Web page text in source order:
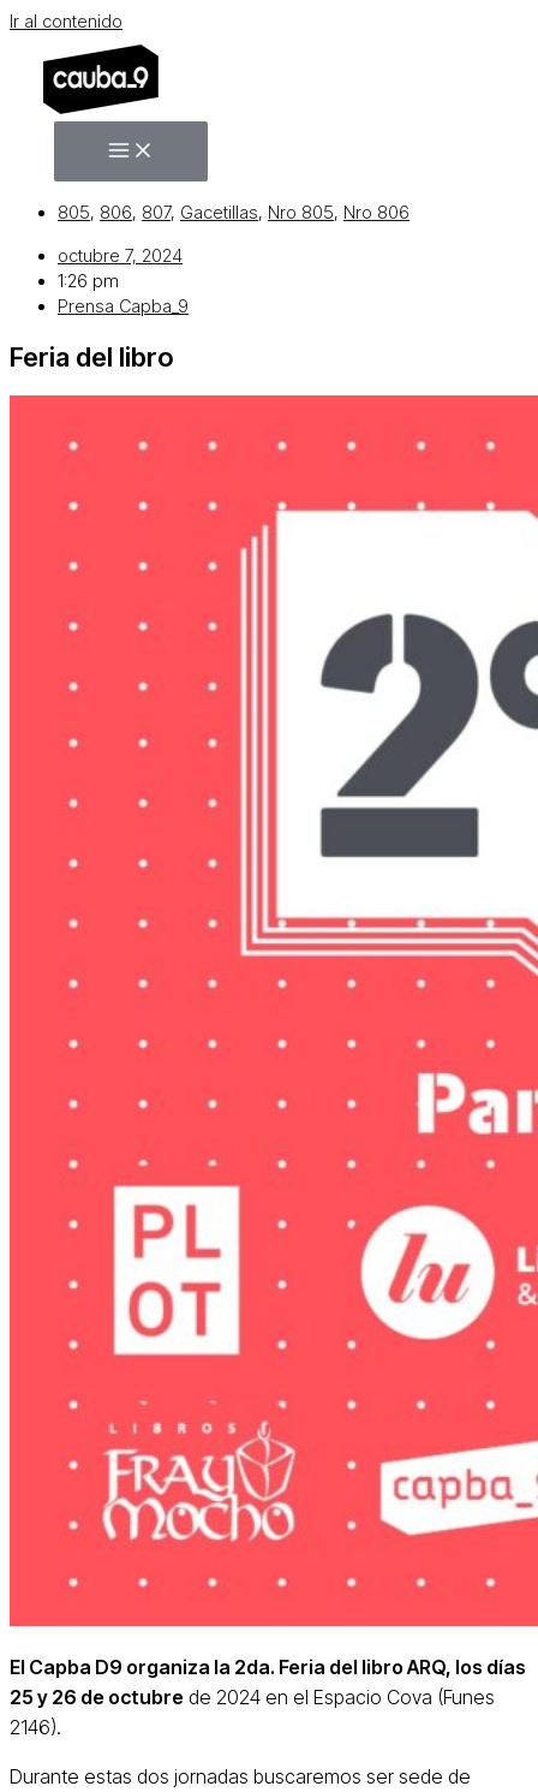
Ir al contenido
805, 806, 807, Gacetillas, Nro 805, Nro 806
octubre 7, 2024
1:26 pm
Prensa Capba_9
Feria del libro
El Capba D9 organiza la 2da. Feria del libro ARQ, los días
25 y 26 de octubre de 2024 en el Espacio Cova (Funes
2146).
Durante estas dos jornadas buscaremos ser sede de